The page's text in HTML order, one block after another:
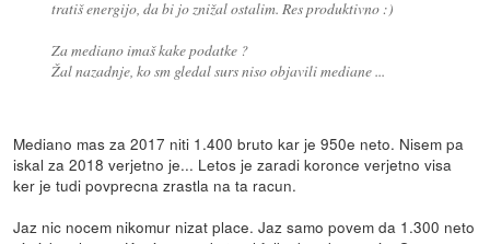
tratiš energijo, da bi jo znižal ostalim. Res produktivno :)
Za mediano imaš kake podatke ?
Žal nazadnje, ko sm gledal surs niso objavili mediane ...
Mediano mas za 2017 niti 1.400 bruto kar je 950e neto. Nisem pa
iskal za 2018 verjetno je... Letos je zaradi koronce verjetno visa
ker je tudi povprecna zrastla na ta racun.
Jaz nic nocem nikomur nizat place. Jaz samo povem da 1.300 neto